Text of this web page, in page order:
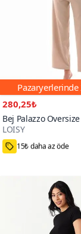
Pazaryerlerinde
280,25₺
Bej Palazzo
Pantolon
LOISY
300+
15₺ daha az öde